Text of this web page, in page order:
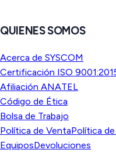
QUIENES SOMOS
Acerca de SYSCOM
Certificación ISO
Afiliación ANATEL
Código de Ética
Bolsa de Trabajo
Política de VentaPolítica
EquiposDevoluciones